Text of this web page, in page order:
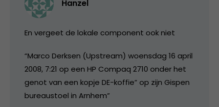
Hanzel
En vergeet de lokale component ook niet
“Marco Derksen (Upstream) woensdag 16 april
2008, 7:21 op een HP Compaq 2710 onder het
genot van een kopje DE-koffie” op zijn Gispen
bureaustoel in Arnhem”